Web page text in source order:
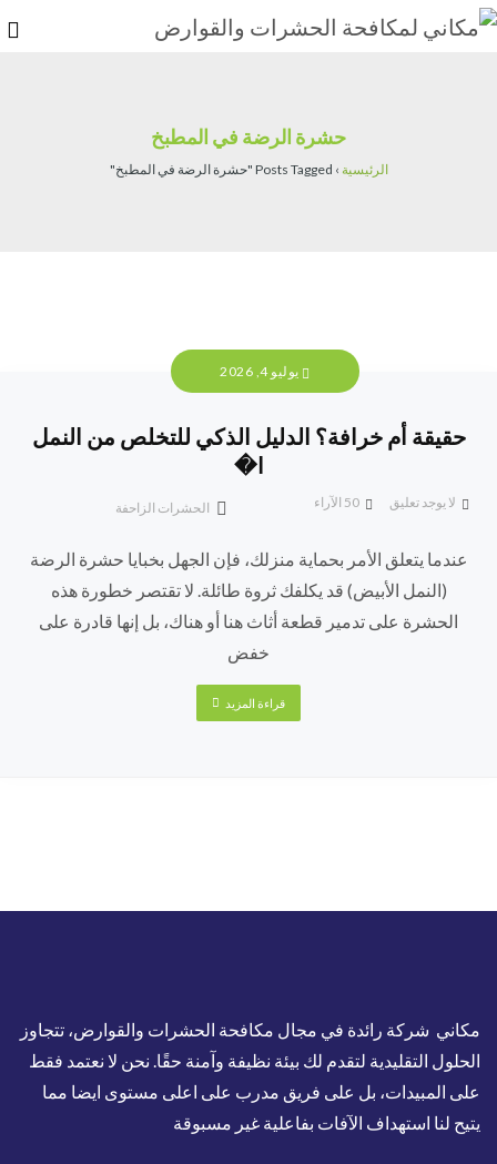
حشرة الرضة في المطبخ
الرئيسية › Posts Tagged "حشرة الرضة في المطبخ"
يوليو 4, 2026
حقيقة أم خرافة؟ الدليل الذكي للتخلص من النمل
ا�
الحشرات الزاحفة لا يوجد تعليق الآراء
عندما يتعلق الأمر بحماية منزلك، فإن الجهل بخبايا حشرة الرضة
(النمل الأبيض) قد يكلفك ثروة طائلة. لا تقتصر خطورة هذه
الحشرة على تدمير قطعة أثاث هنا أو هناك، بل إنها قادرة على
خفض
قراءة المزيد
مكاني شركة رائدة في مجال مكافحة الحشرات والقوارض، تتجاوز
الحلول التقليدية لتقدم لك بيئة نظيفة وآمنة حقًا. نحن لا نعتمد فقط
على المبيدات، بل على فريق مدرب على اعلى مستوى ايضا مما
يتيح لنا استهداف الآفات بفاعلية غير مسبوقة